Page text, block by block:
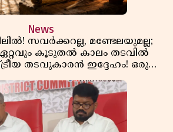
News
സവർക്കറല്ല, മണ്ടേലയുമല്ല;
കൂടുതൽ കാലം തടവിൽ
തടവുകാരൻ ഇദ്ദേഹം! ഒരു